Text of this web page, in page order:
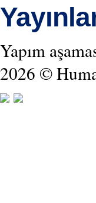
Yapım
2026 ©